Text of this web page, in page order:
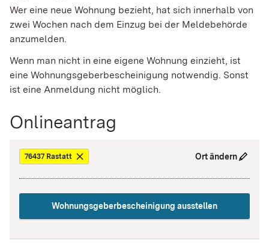
Wer eine neue Wohnung bezieht, hat sich innerhalb von
zwei Wochen nach dem Einzug bei der Meldebehörde
anzumelden.
Wenn man nicht in eine eigene Wohnung einzieht, ist
eine Wohnungsgeberbescheinigung notwendig. Sonst
ist eine Anmeldung nicht möglich.
Onlineantrag
76437 Rastatt Ort ändern
Wohnungsgeberbescheinigung ausstellen